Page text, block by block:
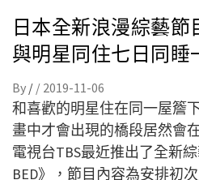
日本全新浪漫綜藝節目
與明星同住七日同睡
By / / 2019-11-06
和喜歡的明星住在同一屋簷
畫中才會出現的橋段居然會
電視台TBS最近推出了全新
BED》，節目內容為安排初